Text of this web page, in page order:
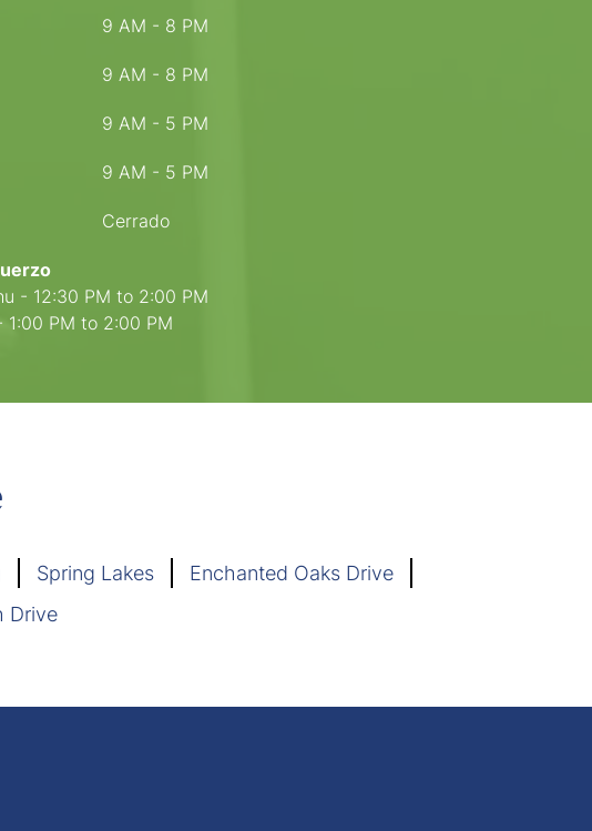
9 AM - 8 PM
9 AM - 8 PM
9 AM - 5 PM
9 AM - 5 PM
Cerrado
- 12:30 PM to 2:00 PM
1:00 PM to 2:00 PM
Spring Lakes
Enchanted Oaks Drive
Drive